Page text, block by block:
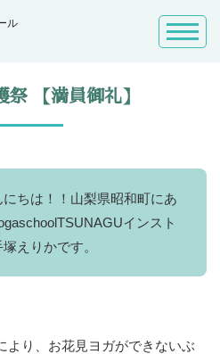
ル
【満員御礼】
ちは！！山梨県昭和町にあ
インスト
えりかです。
より、お花見ヨガができないぶ